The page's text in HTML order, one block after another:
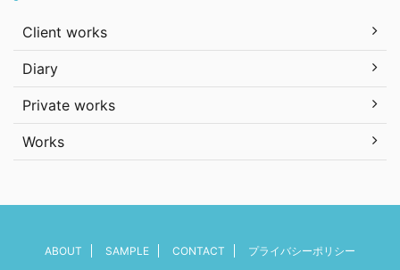
Client works
Diary
Private works
Works
ABOUT SAMPLE CONTACT プライバシーポリシー